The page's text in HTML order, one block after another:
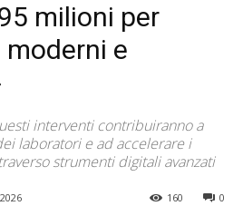
milioni per
e
interventi contribuiranno a
laboratori e ad accelerare i
strumenti digitali avanzati
0
160